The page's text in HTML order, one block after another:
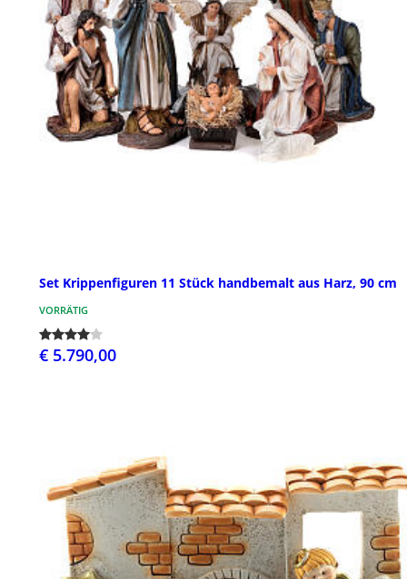
Set Krippenfiguren 11 Stück handbemalt aus Harz, 90 cm
VORRÄTIG
€ 5.790,00